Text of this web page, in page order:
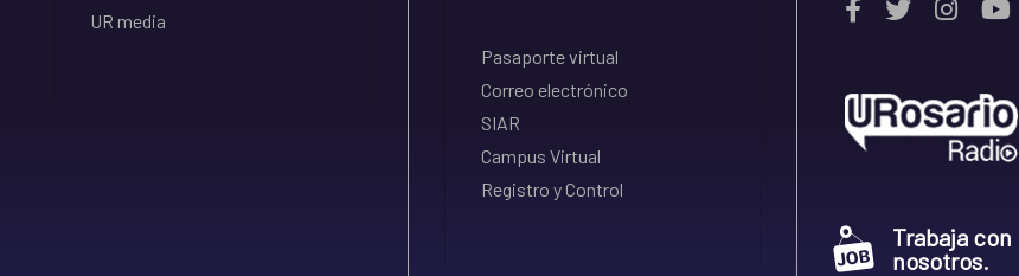
UR media
Pasaporte virtual
Correo electrónico
SIAR
Campus Virtual
Registro y Control
Trabaja con
nosotros.